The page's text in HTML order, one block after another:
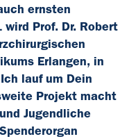
ernsten
Prof. Dr. Robert
Erlangen, in
lauf um Dein
Projekt macht
Jugendliche